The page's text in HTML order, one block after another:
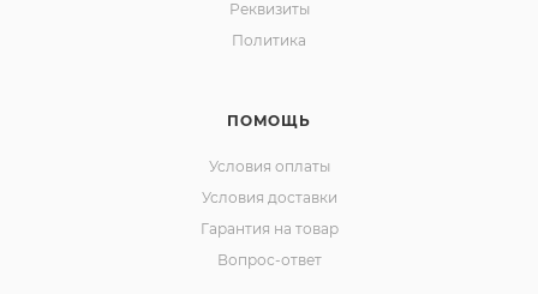
Реквизиты
Политика
ПОМОЩЬ
Условия оплаты
Условия доставки
Гарантия на товар
Вопрос-ответ